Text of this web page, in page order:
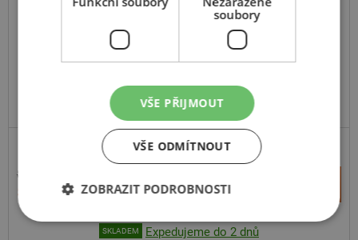
8 016 Kč
5 927 Kč
SKLADEM Expedujeme do 2 dnů
soubory
VŠE PŘIJMOUT
VŠE ODMÍTNOUT
ZOBRAZIT PODROBNOSTI